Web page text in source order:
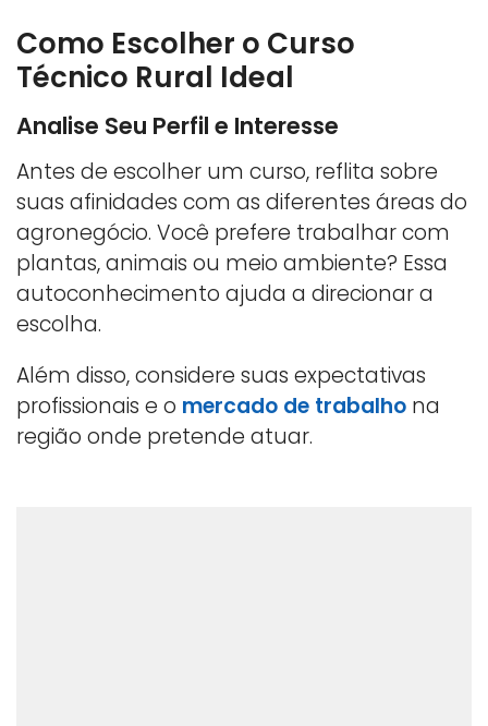
Como Escolher o Curso
Técnico Rural Ideal
Analise Seu Perfil e Interesse
Antes de escolher um curso, reflita sobre
suas afinidades com as diferentes áreas do
agronegócio. Você prefere trabalhar com
plantas, animais ou meio ambiente? Essa
autoconhecimento ajuda a direcionar a
escolha.
Além disso, considere suas expectativas
profissionais e o mercado de trabalho na
região onde pretende atuar.